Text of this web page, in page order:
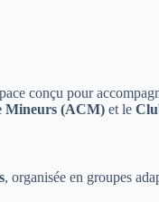
conçu pour
Mineurs (ACM) et le
, organisée en groupes